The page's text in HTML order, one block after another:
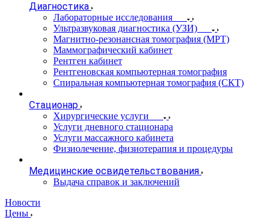
Диагностика
Лабораторные исследования
Ультразвуковая диагностика (УЗИ)
Магнитно-резонансная томография (МРТ)
Маммографический кабинет
Рентген кабинет
Рентгеновская компьютерная томография
Спиральная компьютерная томография (СКТ)
Стационар
Хирургические услуги
Услуги дневного стационара
Услуги массажного кабинета
Физиолечение, физиотерапия и процедуры
Медицинские освидетельствования
Выдача справок и заключений
Новости
Цены